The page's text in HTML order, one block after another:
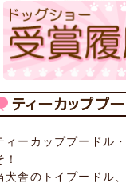
ィーカッププードル
！
犬舎のトイプードル